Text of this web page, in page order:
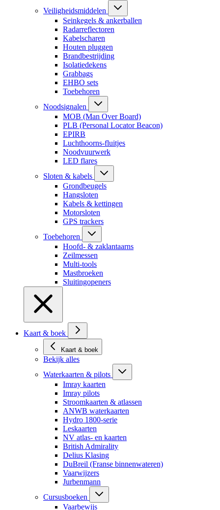
Veiligheidsmiddelen
Seinkegels & ankerballen
Radarreflectoren
Kabelscharen
Houten pluggen
Brandbestrijding
Isolatiedekens
Grabbags
EHBO sets
Toebehoren
Noodsignalen
MOB (Man Over Board)
PLB (Personal Locator Beacon)
EPIRB
Luchthoorns-fluitjes
Noodvuurwerk
LED flares
Sloten & kabels
Grondbeugels
Hangsloten
Kabels & kettingen
Motorsloten
GPS trackers
Toebehoren
Hoofd- & zaklantaarns
Zeilmessen
Multi-tools
Mastbroeken
Sluitingopeners
Kaart & boek
Kaart & boek
Bekijk alles
Waterkaarten & pilots
Imray kaarten
Imray pilots
Stroomkaarten & atlassen
ANWB waterkaarten
Hydro 1800-serie
Leskaarten
NV atlas- en kaarten
British Admirality
Delius Klasing
DuBreil (Franse binnenwateren)
Vaarwijzers
Jurbenmann
Cursusboeken
Vaarbewijs